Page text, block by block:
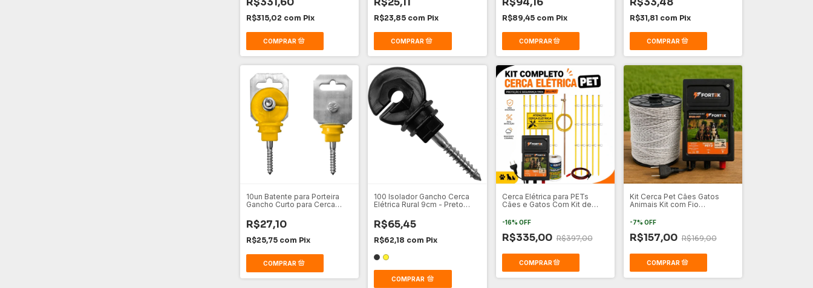
R$315,02 com Pix R$23,85 com Pix R$89,45 com Pix R$31,81 com Pix
10un Batente para Porteira
Gancho Curto para Cerca
R$27,10
R$25,75 com Pix
100 Isolador Gancho Cerca
Elétrica Rural 9cm - Preto
R$65,45
R$62,18 com Pix
COMPRAR
Cerca Elétrica para PETs
Cães e Gatos Com Kit de
-16% OFF
R$335,00 R$397,00
Kit Cerca Pet Cães Gatos
Animais Kit com Fio
-7% OFF
R$157,00 R$169,00